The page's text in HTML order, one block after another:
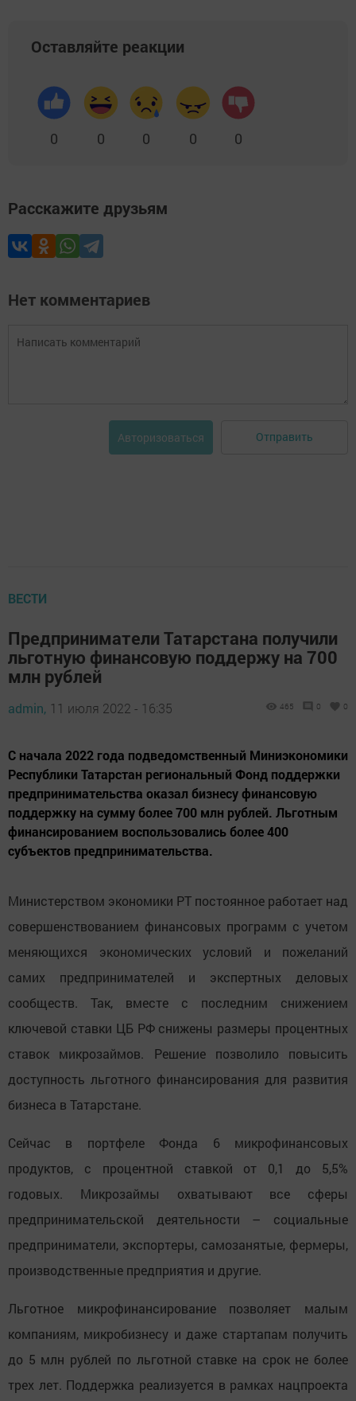
Оставляйте реакции
0 0 0 0 0
Расскажите друзьям
Нет комментариев
Авторизоваться Отправить
ВЕСТИ
Предприниматели Татарстана получили
льготную финансовую поддержу на 700
млн рублей
admin, 11 июля 2022 - 16:35 465 0 0
С начала 2022 года подведомственный Миниэкономики
Республики Татарстан региональный Фонд поддержки
предпринимательства оказал бизнесу финансовую
поддержку на сумму более 700 млн рублей. Льготным
финансированием воспользовались более 400
субъектов предпринимательства.
Министерством экономики РТ постоянное работает над
совершенствованием финансовых программ с учетом
меняющихся экономических условий и пожеланий
самих предпринимателей и экспертных деловых
сообществ. Так, вместе с последним снижением
ключевой ставки ЦБ РФ снижены размеры процентных
ставок микрозаймов. Решение позволило повысить
доступность льготного финансирования для развития
бизнеса в Татарстане.
Сейчас в портфеле Фонда 6 микрофинансовых
продуктов, с процентной ставкой от 0,1 до 5,5%
годовых. Микрозаймы охватывают все сферы
предпринимательской деятельности – социальные
предприниматели, экспортеры, самозанятые, фермеры,
производственные предприятия и другие.
Льготное микрофинансирование позволяет малым
компаниям, микробизнесу и даже стартапам получить
до 5 млн рублей по льготной ставке на срок не более
трех лет. Поддержка реализуется в рамках нацпроекта